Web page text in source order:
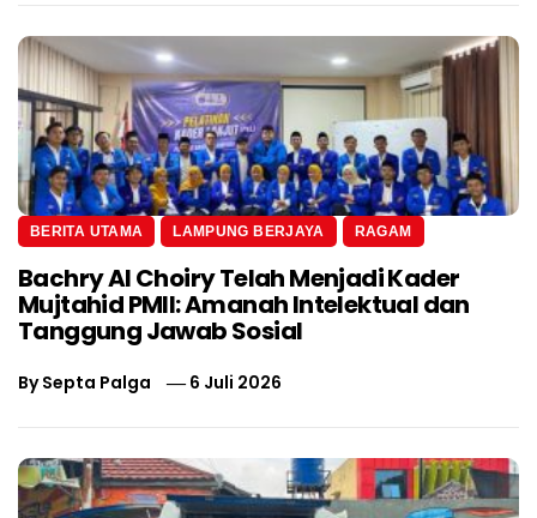
BERITA UTAMA LAMPUNG BERJAYA RAGAM
Bachry Al Choiry Telah Menjadi Kader
Mujtahid PMII: Amanah Intelektual dan
Tanggung Jawab Sosial
BySepta Palga 6 Juli 2026